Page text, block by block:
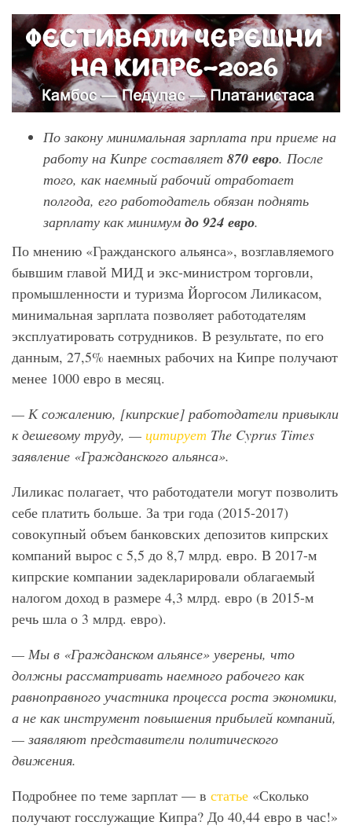
По закону минимальная зарплата при приеме на
работу на Кипре составляет 870 евро. После
того, как наемный рабочий отработает
полгода, его работодатель обязан поднять
зарплату как минимум до 924 евро.
По мнению «Гражданского альянса», возглавляемого
бывшим главой МИД и экс-министром торговли,
промышленности и туризма Йоргосом Лиликасом,
минимальная зарплата позволяет работодателям
эксплуатировать сотрудников. В результате, по его
данным, 27,5% наемных рабочих на Кипре получают
менее 1000 евро в месяц.
— К сожалению, [кипрские] работодатели привыкли
к дешевому труду, — цитирует The Cyprus Times
заявление «Гражданского альянса».
Лиликас полагает, что работодатели могут позволить
себе платить больше. За три года (2015-2017)
совокупный объем банковских депозитов кипрских
компаний вырос с 5,5 до 8,7 млрд. евро. В 2017-м
кипрские компании задекларировали облагаемый
налогом доход в размере 4,3 млрд. евро (в 2015-м
речь шла о 3 млрд. евро).
— Мы в «Гражданском альянсе» уверены, что
должны рассматривать наемного рабочего как
равноправного участника процесса роста экономики,
а не как инструмент повышения прибылей компаний,
— заявляют представители политического
движения.
Подробнее по теме зарплат — в статье «Сколько
получают госслужащие Кипра? До 40,44 евро в час!»